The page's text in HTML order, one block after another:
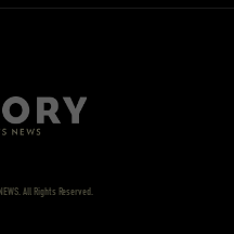
All Rights Reserved.